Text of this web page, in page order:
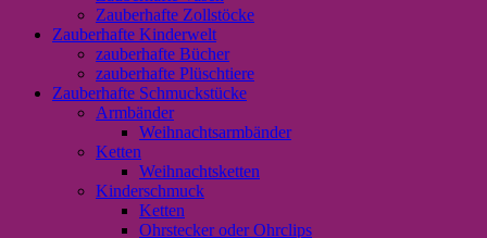
Zauberhafte Zollstöcke
Zauberhafte Kinderwelt
zauberhafte Bücher
zauberhafte Plüschtiere
Zauberhafte Schmuckstücke
Armbänder
Weihnachtsarmbänder
Ketten
Weihnachtsketten
Kinderschmuck
Ketten
Ohrstecker oder Ohrclips